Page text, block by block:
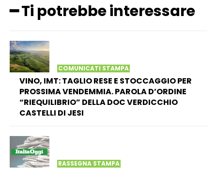
━ Ti potrebbe interessare
COMUNICATI STAMPA
VINO, IMT: TAGLIO RESE E STOCCAGGIO PER
PROSSIMA VENDEMMIA. PAROLA D’ORDINE
“RIEQUILIBRIO” DELLA DOC VERDICCHIO
CASTELLI DI JESI
RASSEGNA STAMPA